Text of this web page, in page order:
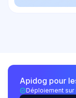
Apidog pour
Déploiement sur